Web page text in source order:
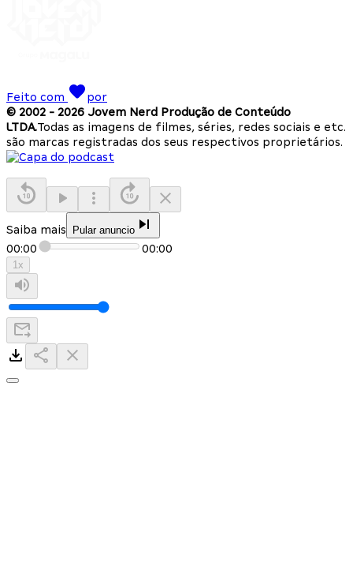
Feito com
por
© 2002 - 2026 Jovem Nerd Produção de Conteúdo
LTDA.Todas as imagens de filmes, séries, redes sociais e etc.
são marcas registradas dos seus respectivos proprietários.
Saiba mais Pular anuncio
00:00 00:00
1x